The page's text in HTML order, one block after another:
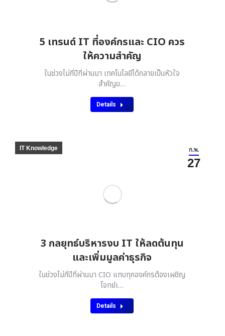
5 เทรนด์ IT ที่องค์กรและ CIO ควร
ให้ความสำคัญ
ในช่วงไม่กี่ปีที่ผ่านมา เทคโนโลยีได้กลายเป็นหัวใจ
สำคัญข…
Details
ก.พ.
27
IT Knowledge
3 กลยุทธ์บริหารงบ IT ให้ลดต้นทุน
และเพิ่มมูลค่าธุรกิจ
ในช่วงไม่กี่ปีที่ผ่านมา CIO แทบทุกองค์กรต้องเผชิญ
โจทย์เ…
Details